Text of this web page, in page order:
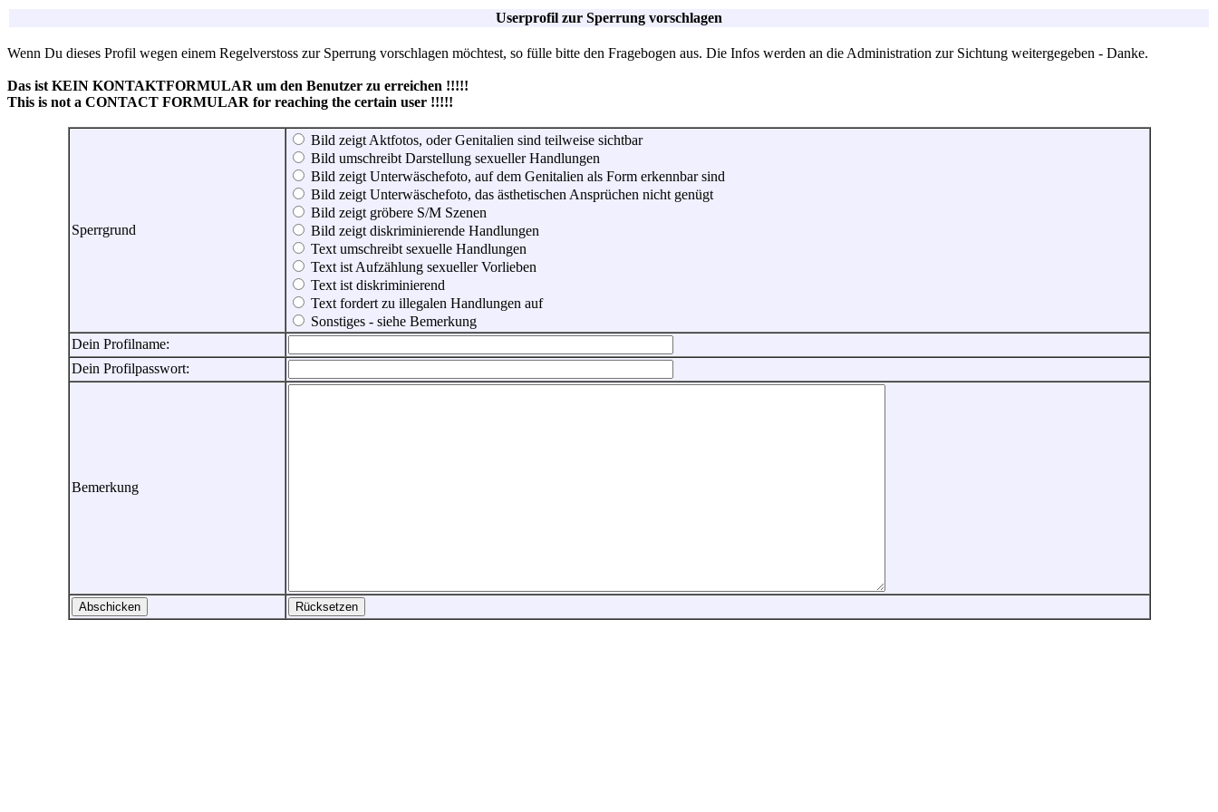
Userprofil zur Sperrung vorschlagen
Wenn Du dieses Profil wegen einem Regelverstoss zur Sperrung vorschlagen möchtest, so fülle bitte den Fragebogen aus. Die Infos werden an die Administration zur Sichtung weitergegeben - Danke.
Das ist KEIN KONTAKTFORMULAR um den Benutzer zu erreichen !!!!!
This is not a CONTACT FORMULAR for reaching the certain user !!!!!
Sperrgrund
Bild zeigt Aktfotos, oder Genitalien sind teilweise sichtbar
Bild umschreibt Darstellung sexueller Handlungen
Bild zeigt Unterwäschefoto, auf dem Genitalien als Form erkennbar sind
Bild zeigt Unterwäschefoto, das ästhetischen Ansprüchen nicht genügt
Bild zeigt gröbere S/M Szenen
Bild zeigt diskriminierende Handlungen
Text umschreibt sexuelle Handlungen
Text ist Aufzählung sexueller Vorlieben
Text ist diskriminierend
Text fordert zu illegalen Handlungen auf
Sonstiges - siehe Bemerkung
Dein Profilname:
Dein Profilpasswort:
Bemerkung